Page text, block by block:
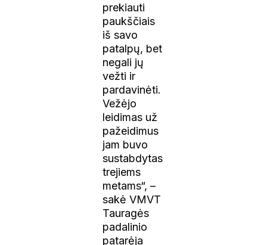
prekiauti
paukščiais
iš savo
patalpų, bet
negali jų
vežti ir
pardavinėti.
Vežėjo
leidimas už
pažeidimus
jam buvo
sustabdytas
trejiems
metams“, –
sakė VMVT
Tauragės
padalinio
patarėja